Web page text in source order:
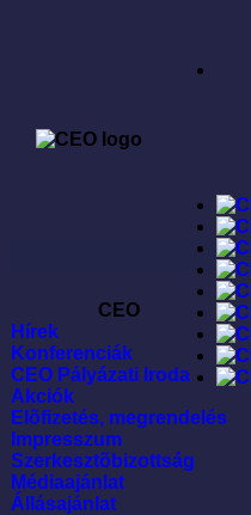
CEO
Hírek
Konferenciák
CEO Pályázati Iroda
Akciók
Elõfizetés, megrendelés
Impresszum
Szerkesztõbizottság
Médiaajánlat
Állásajánlat